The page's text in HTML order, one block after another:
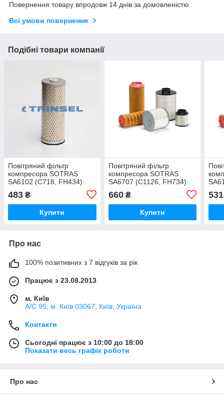
Повернення товару впродовж 14 днів за домовленістю
Всі умови повернення
Подібні товари компанії
Повітряний фільтр
компресора SOTRAS
SA6102 (C718, FH434)
483 ₴
Купити
Повітряний фільтр
компресора SOTRAS
SA6707 (C1126, FH734)
660₴
Купити
531
Про нас
100% позитивних з 7 відгуків за рік
Працює з 23.08.2013
м. Київ
А/С 95, м. Київ 03067, Київ, Україна
Контакти
Сьогодні працює з 10:00 до 18:00
Показати весь графік роботи
Про нас